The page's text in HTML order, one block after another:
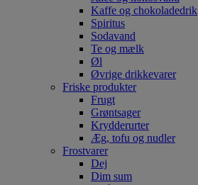
Kaffe og chokoladedrik
Spiritus
Sodavand
Te og mælk
Øl
Øvrige drikkevarer
Friske produkter
Frugt
Grøntsager
Krydderurter
Æg, tofu og nudler
Frostvarer
Dej
Dim sum